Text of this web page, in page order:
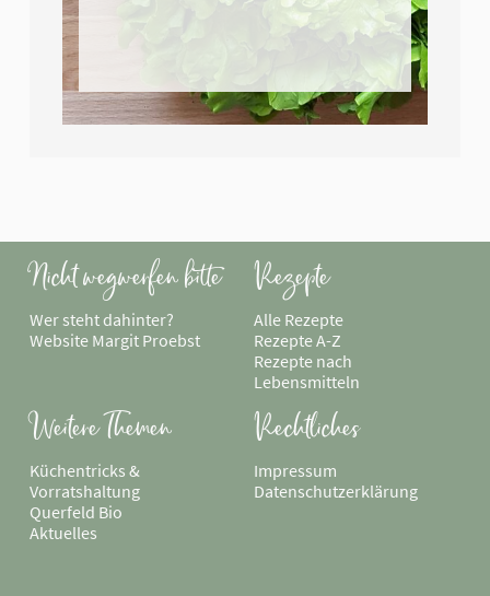
Nicht wegwerfen bitte
Wer steht dahinter?
Website Margit Proebst
Rezepte
Navigation
überspringen
Alle Rezepte
Rezepte A-Z
Rezepte nach
Lebensmitteln
Weitere Themen
Navigation
überspringen
Küchentricks &
Vorratshaltung
Querfeld Bio
Aktuelles
Rechtliches
Navigation
überspringen
Impressum
Datenschutzerklärung